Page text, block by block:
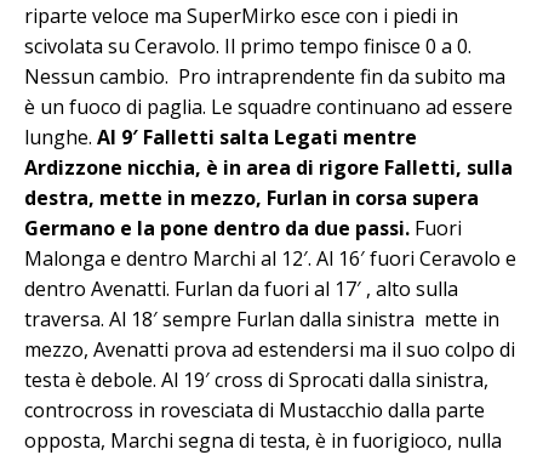
riparte veloce ma SuperMirko esce con i piedi in
scivolata su Ceravolo. Il primo tempo finisce 0 a 0.
Nessun cambio. Pro intraprendente fin da subito ma
è un fuoco di paglia. Le squadre continuano ad essere
lunghe. Al 9′ Falletti salta Legati mentre
Ardizzone nicchia, è in area di rigore Falletti, sulla
destra, mette in mezzo, Furlan in corsa supera
Germano e la pone dentro da due passi. Fuori
Malonga e dentro Marchi al 12′. Al 16′ fuori Ceravolo e
dentro Avenatti. Furlan da fuori al 17′ , alto sulla
traversa. Al 18′ sempre Furlan dalla sinistra mette in
mezzo, Avenatti prova ad estendersi ma il suo colpo di
testa è debole. Al 19′ cross di Sprocati dalla sinistra,
controcross in rovesciata di Mustacchio dalla parte
opposta, Marchi segna di testa, è in fuorigioco, nulla